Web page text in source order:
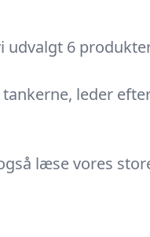
6
leder
læse vores